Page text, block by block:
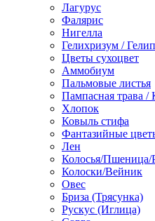
Лагурус
Фалярис
Нигелла
Гелихризум /
Цветы сухоцвет
Аммобиум
Пальмовые листья
Пампасная трава /
Хлопок
Ковыль стифа
Фантазийные
Лен
Колосья/Пшеница/
Колоски/Вейник
Овес
Бриза (Трясунка)
Рускус (Иглица)